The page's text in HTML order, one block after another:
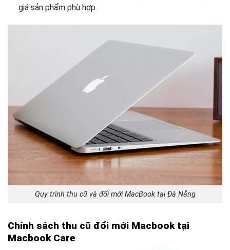
giá sản phẩm phù hợp.
Quy trình thu cũ và đổi mới MacBook tại Đà Nẵng
Chính sách thu cũ đổi mới Macbook tại
Macbook Care